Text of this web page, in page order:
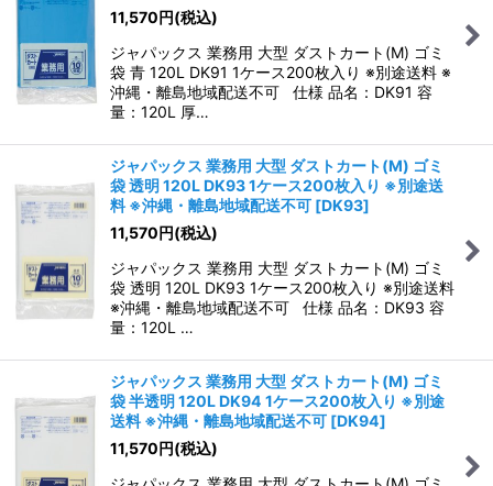
11,570円(税込)
ジャパックス 業務用 大型 ダストカート(M) ゴミ
袋 青 120L DK91 1ケース200枚入り ※別途送料 ※
沖縄・離島地域配送不可 仕様 品名：DK91 容
量：120L 厚…
ジャパックス 業務用 大型 ダストカート(M) ゴミ
袋 透明 120L DK93 1ケース200枚入り ※別途送
料 ※沖縄・離島地域配送不可 [DK93]
11,570円(税込)
ジャパックス 業務用 大型 ダストカート(M) ゴミ
袋 透明 120L DK93 1ケース200枚入り ※別途送料
※沖縄・離島地域配送不可 仕様 品名：DK93 容
量：120L …
ジャパックス 業務用 大型 ダストカート(M) ゴミ
袋 半透明 120L DK94 1ケース200枚入り ※別途
送料 ※沖縄・離島地域配送不可 [DK94]
11,570円(税込)